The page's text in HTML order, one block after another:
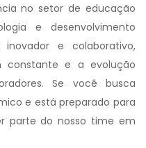
no setor de educação
e desenvolvimento
e colaborativo,
constante e a evolução
Se você busca
e está preparado para
parte do nosso time em